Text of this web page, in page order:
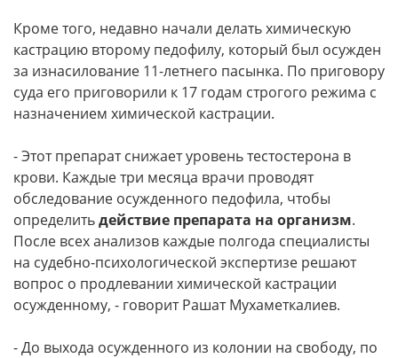
Кроме того, недавно начали делать химическую
кастрацию второму педофилу, который был осужден
за изнасилование 11-летнего пасынка. По приговору
суда его приговорили к 17 годам строгого режима с
назначением химической кастрации.
- Этот препарат снижает уровень тестостерона в
крови. Каждые три месяца врачи проводят
обследование осужденного педофила, чтобы
определитьдействие препарата на организм.
После всех анализов каждые полгода специалисты
на судебно-психологической экспертизе решают
вопрос о продлевании химической кастрации
осужденному, - говорит Рашат Мухаметкалиев.
- До выхода осужденного из колонии на свободу, по